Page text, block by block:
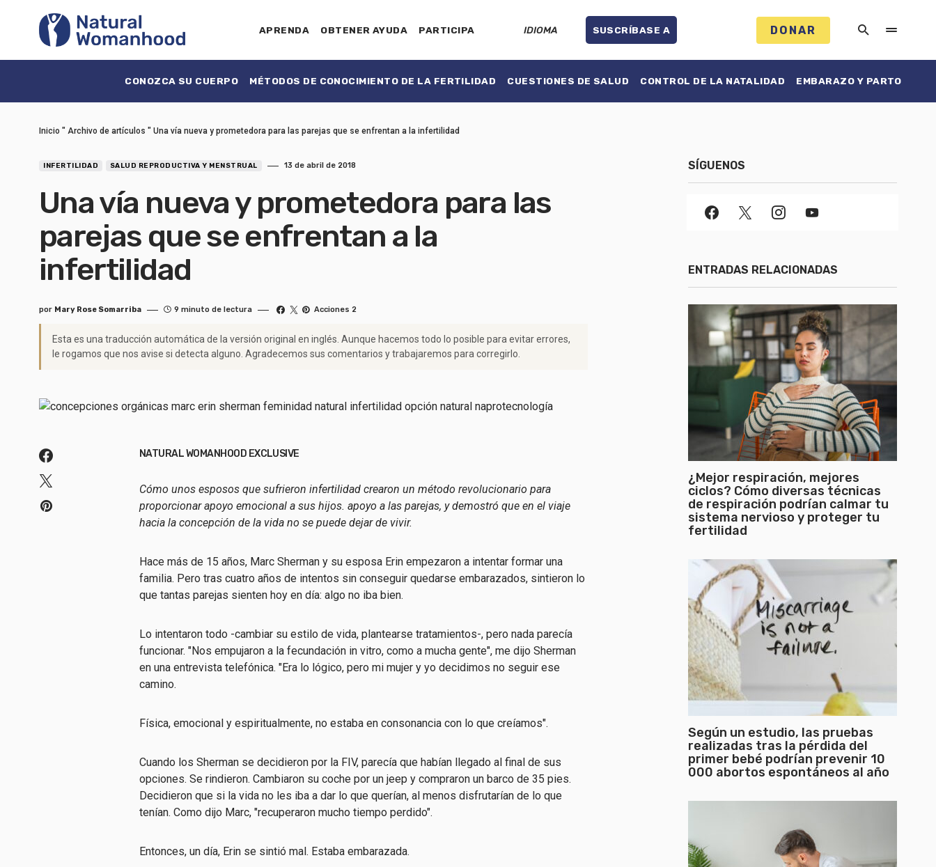
APRENDA OBTENER AYUDA PARTICIPA IDIOMA SUSCRÍBASE A DONAR
CONOZCA SU CUERPO MÉTODOS DE CONOCIMIENTO DE LA FERTILIDAD CUESTIONES DE SALUD CONTROL DE LA NATALIDAD EMBARAZO Y PARTO
Inicio " Archivo de artículos " Una vía nueva y prometedora para las parejas que se enfrentan a la infertilidad
INFERTILIDAD SALUD REPRODUCTIVA Y MENSTRUAL 13 de abril de 2018
Una vía nueva y prometedora para las
parejas que se enfrentan a la
infertilidad
por Mary Rose Somarriba 9 minuto de lectura Acciones 2
Esta es una traducción automática de la versión original en inglés. Aunque hacemos todo lo posible para evitar errores,
le rogamos que nos avise si detecta alguno. Agradecemos sus comentarios y trabajaremos para corregirlo.
NATURAL WOMANHOOD EXCLUSIVE
Cómo unos esposos que sufrieron infertilidad crearon un método revolucionario para
proporcionar apoyo emocional a sus hijos. apoyo a las parejas, y demostró que en el viaje
hacia la concepción de la vida no se puede dejar de vivir.
Hace más de 15 años, Marc Sherman y su esposa Erin empezaron a intentar formar una
familia. Pero tras cuatro años de intentos sin conseguir quedarse embarazados, sintieron lo
que tantas parejas sienten hoy en día: algo no iba bien.
Lo intentaron todo -cambiar su estilo de vida, plantearse tratamientos-, pero nada parecía
funcionar. "Nos empujaron a la fecundación in vitro, como a mucha gente", me dijo Sherman
en una entrevista telefónica. "Era lo lógico, pero mi mujer y yo decidimos no seguir ese
camino.
Física, emocional y espiritualmente, no estaba en consonancia con lo que creíamos".
Cuando los Sherman se decidieron por la FIV, parecía que habían llegado al final de sus
opciones. Se rindieron. Cambiaron su coche por un jeep y compraron un barco de 35 pies.
Decidieron que si la vida no les iba a dar lo que querían, al menos disfrutarían de lo que
tenían. Como dijo Marc, "recuperaron mucho tiempo perdido".
Entonces, un día, Erin se sintió mal. Estaba embarazada.
SÍGUENOS
ENTRADAS RELACIONADAS
¿Mejor respiración, mejores
ciclos? Cómo diversas técnicas
de respiración podrían calmar tu
sistema nervioso y proteger tu
fertilidad
Según un estudio, las pruebas
realizadas tras la pérdida del
primer bebé podrían prevenir 10
000 abortos espontáneos al año